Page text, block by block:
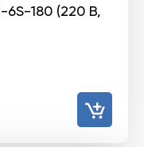
180 (220 В,